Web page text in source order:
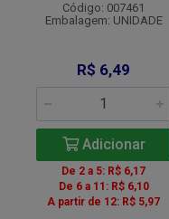
Código: 007461
Embalagem: UNIDADE
R$ 6,49
Adicionar
De 2 a 5: R$ 6,17
De 6 a 11: R$ 6,10
A partir de 12: R$ 5,97